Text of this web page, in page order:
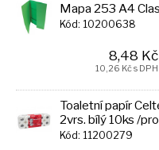
Mapa 253 A4
Kód: 10200638
8,48 Kč
10,26 Kč s DPH
Toaletní papír
2vrs. bílý 10ks /
Kód: 11200279